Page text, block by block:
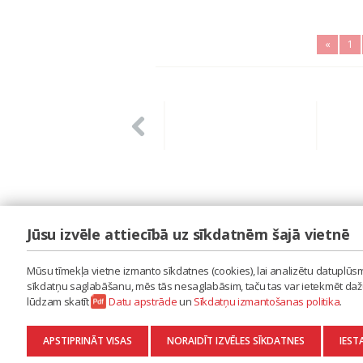
« 1
LAIPA
ES RADU MŪZIKU
AKTUALITĀTES
KONTAKTI
SĪKDATŅU IZMANTOŠANAS POLITIKA
DATU APSTRĀDE
Jūsu izvēle attiecībā uz sīkdatnēm šajā vietnē
Mūsu tīmekļa vietne izmanto sīkdatnes (cookies), lai analizētu
sīkdatņu saglabāšanu, mēs tās nesaglabāsim, taču tas var ietekmēt
lūdzam skatīt
Datu apstrādeun Sīkdatņu izmantošanas politika.
APSTIPRINĀT VISAS NORAIDĪT IZVĒLES SĪKDATNES